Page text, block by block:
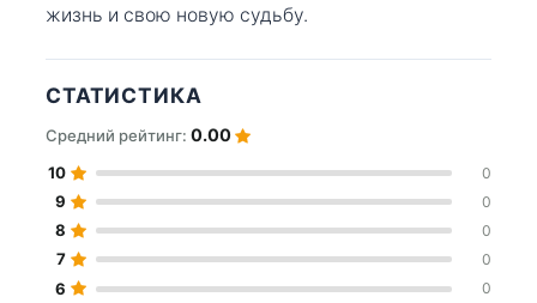
жизнь и свою новую судьбу.
СТАТИСТИКА
Средний рейтинг: 0.00
10 0
9 0
8 0
7 0
6 0